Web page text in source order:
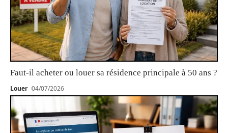
Faut-il acheter ou louer sa résidence principale à 50 ans ?
Louer 04/07/2026